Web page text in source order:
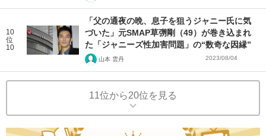
10
位
10
「父の通夜の晩、息子を狙うジャニー氏に気
づいた」元SMAP草彅剛（49）が巻き込まれ
た「ジャニーズ性加害問題」の“数奇な因縁”
山本 雲丹 2023/08/04
11位から20位を見る